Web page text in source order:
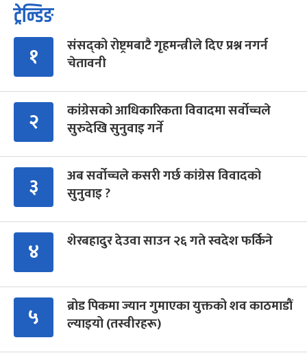
ट्रेन्डिङ
१
संसद्को रोष्ट्रमबाटै गृहमन्त्रीले दिए प्रश्न नगर्न
चेतावनी
२
कांग्रेसको आधिकारिकता विवादमा सर्वोच्चले
सुरुदेखि सुनुवाइ गर्ने
३
अब सर्वोच्चले कसरी गर्छ कांग्रेस विवादको
सुनुवाइ ?
४ शेरबहादुर देउवा साउन २६ गते स्वदेश फर्किने
५
ब्रोड पिकमा ज्यान गुमाएका युक्तको शव काठमाडौं
ल्याइयो (तस्वीरहरू)